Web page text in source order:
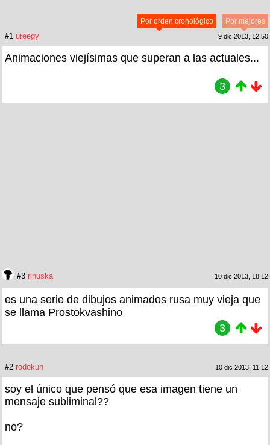
Por mejores
Por orden cronológico
#1 ureegy 9 dic 2013, 12:50
Animaciones viejísimas que superan a las actuales...
3
#3 rinuska 10 dic 2013, 18:12
es una serie de dibujos animados rusa muy vieja que
se llama Prostokvashino
3
#2 rodokun 10 dic 2013, 11:12
soy el único que pensó que esa imagen tiene un
mensaje subliminal??
no?